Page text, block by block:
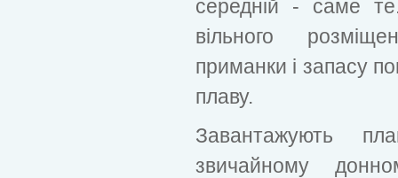
середній - саме
вільного
приманки і запасу
плаву.
Завантажують
звичайному